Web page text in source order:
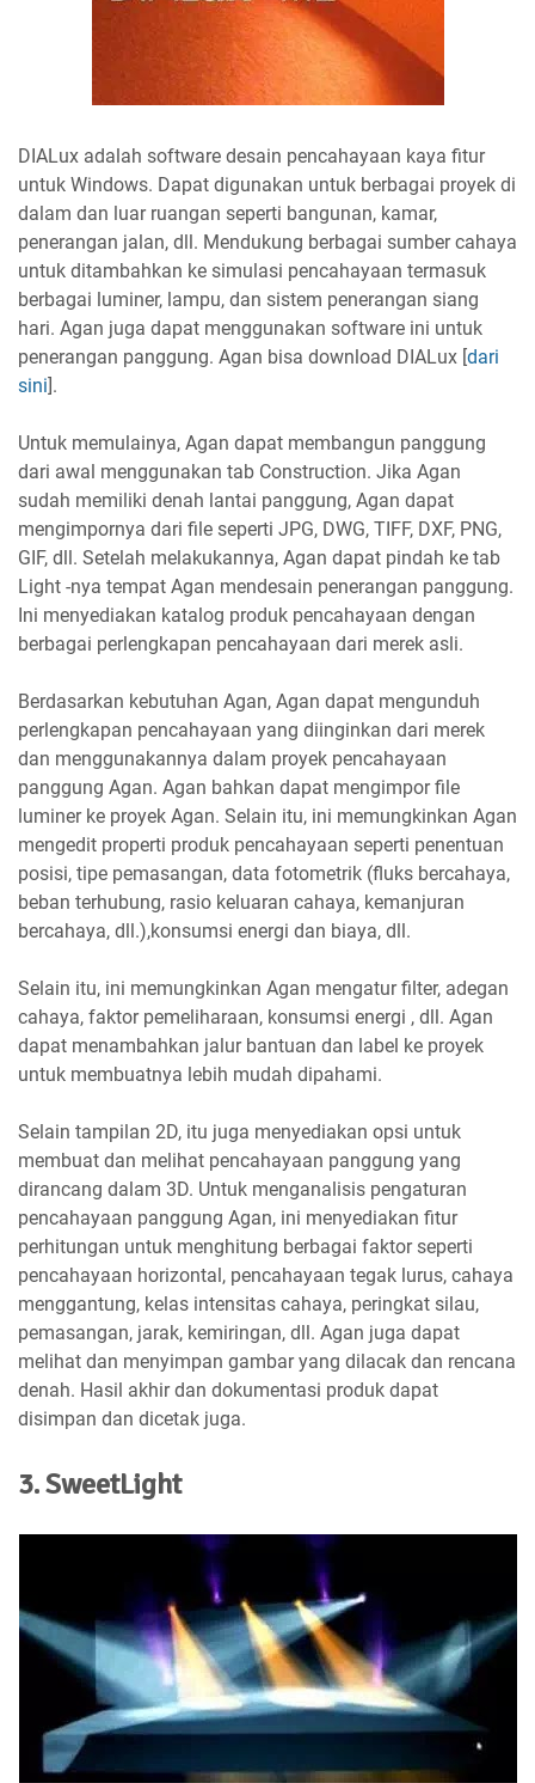
DIALux adalah software desain pencahayaan kaya fitur
untuk Windows. Dapat digunakan untuk berbagai proyek di
dalam dan luar ruangan seperti bangunan, kamar,
penerangan jalan, dll. Mendukung berbagai sumber cahaya
untuk ditambahkan ke simulasi pencahayaan termasuk
berbagai luminer, lampu, dan sistem penerangan siang
hari. Agan juga dapat menggunakan software ini untuk
penerangan panggung. Agan bisa download DIALux [dari
sini].
Untuk memulainya, Agan dapat membangun panggung
dari awal menggunakan tab Construction. Jika Agan
sudah memiliki denah lantai panggung, Agan dapat
mengimpornya dari file seperti JPG, DWG, TIFF, DXF, PNG,
GIF, dll. Setelah melakukannya, Agan dapat pindah ke tab
Light -nya tempat Agan mendesain penerangan panggung.
Ini menyediakan katalog produk pencahayaan dengan
berbagai perlengkapan pencahayaan dari merek asli.
Berdasarkan kebutuhan Agan, Agan dapat mengunduh
perlengkapan pencahayaan yang diinginkan dari merek
dan menggunakannya dalam proyek pencahayaan
panggung Agan. Agan bahkan dapat mengimpor file
luminer ke proyek Agan. Selain itu, ini memungkinkan Agan
mengedit properti produk pencahayaan seperti penentuan
posisi, tipe pemasangan, data fotometrik (fluks bercahaya,
beban terhubung, rasio keluaran cahaya, kemanjuran
bercahaya, dll.),konsumsi energi dan biaya, dll.
Selain itu, ini memungkinkan Agan mengatur filter, adegan
cahaya, faktor pemeliharaan, konsumsi energi , dll. Agan
dapat menambahkan jalur bantuan dan label ke proyek
untuk membuatnya lebih mudah dipahami.
Selain tampilan 2D, itu juga menyediakan opsi untuk
membuat dan melihat pencahayaan panggung yang
dirancang dalam 3D. Untuk menganalisis pengaturan
pencahayaan panggung Agan, ini menyediakan fitur
perhitungan untuk menghitung berbagai faktor seperti
pencahayaan horizontal, pencahayaan tegak lurus, cahaya
menggantung, kelas intensitas cahaya, peringkat silau,
pemasangan, jarak, kemiringan, dll. Agan juga dapat
melihat dan menyimpan gambar yang dilacak dan rencana
denah. Hasil akhir dan dokumentasi produk dapat
disimpan dan dicetak juga.
3. SweetLight